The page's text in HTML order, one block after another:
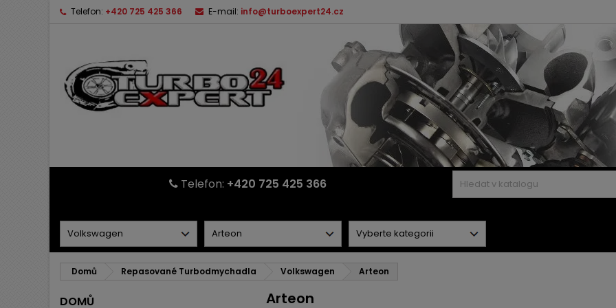
Telefon: +420 725 425 366 E-mail: info@turboexpert24.cz
Telefon: +420 725 425 366
Domů Repasované Turbodmychadla Volkswagen Arteon
DOMŮ Arteon